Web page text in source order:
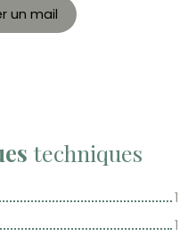
un mail
techniques
1
1